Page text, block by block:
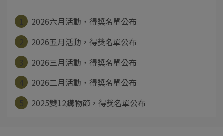
2026六月活動，得獎名單公布
2026五月活動，得獎名單公布
2026三月活動，得獎名單公布
2026二月活動，得獎名單公布
2025雙12購物節，得獎名單公布